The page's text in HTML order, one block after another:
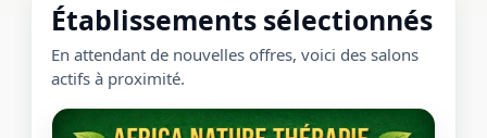
Établissements sélectionnés
En attendant de nouvelles offres, voici des salons
actifs à proximité.